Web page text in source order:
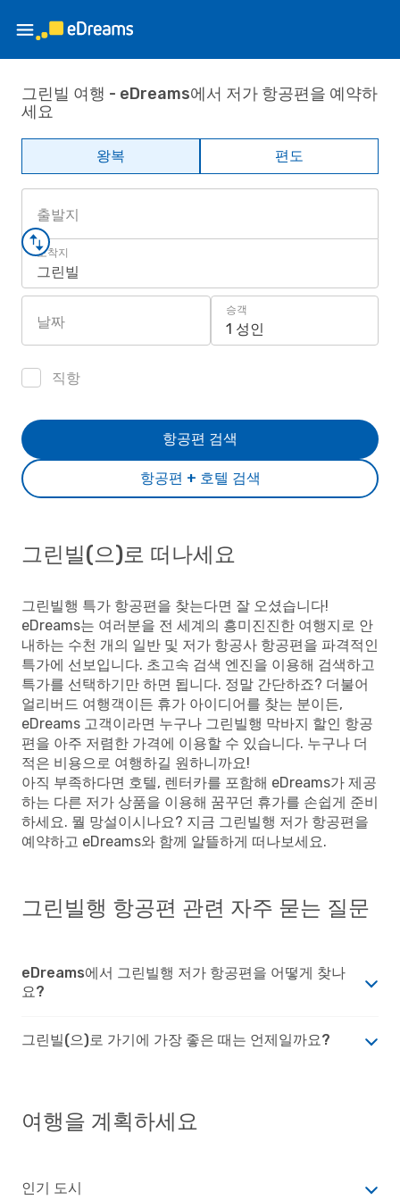
그린빌 여행 - eDreams에서 저가 항공편을 예약하
세요
왕복 편도
출발지
도착지
그린빌
날짜
승객
1 성인
직항
항공편 + 호텔 검색
항공편 검색
그린빌(으)로 떠나세요
그린빌행 특가 항공편을 찾는다면 잘 오셨습니다!
eDreams는 여러분을 전 세계의 흥미진진한 여행지로 안
내하는 수천 개의 일반 및 저가 항공사 항공편을 파격적인
특가에 선보입니다. 초고속 검색 엔진을 이용해 검색하고
특가를 선택하기만 하면 됩니다. 정말 간단하죠? 더불어
얼리버드 여행객이든 휴가 아이디어를 찾는 분이든,
eDreams 고객이라면 누구나 그린빌행 막바지 할인 항공
편을 아주 저렴한 가격에 이용할 수 있습니다. 누구나 더
적은 비용으로 여행하길 원하니까요!
아직 부족하다면 호텔, 렌터카를 포함해 eDreams가 제공
하는 다른 저가 상품을 이용해 꿈꾸던 휴가를 손쉽게 준비
하세요. 뭘 망설이시나요? 지금 그린빌행 저가 항공편을
예약하고 eDreams와 함께 알뜰하게 떠나보세요.
그린빌행 항공편 관련 자주 묻는 질문
eDreams에서 그린빌행 저가 항공편을 어떻게 찾나
요?
그린빌(으)로 가기에 가장 좋은 때는 언제일까요?
여행을 계획하세요
인기 도시